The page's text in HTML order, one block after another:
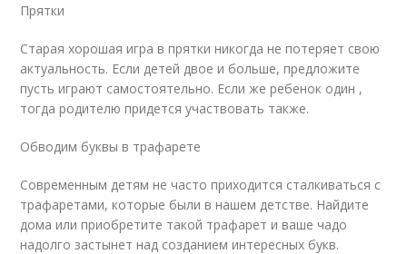
Прятки
Старая хорошая игра в прятки никогда не потеряет свою
актуальность. Если детей двое и больше, предложите
пусть играют самостоятельно. Если же ребенок один ,
тогда родителю придется участвовать также.
Обводим буквы в трафарете
Современным детям не часто приходится сталкиваться с
трафаретами, которые были в нашем детстве. Найдите
дома или приобретите такой трафарет и ваше чадо
надолго застынет над созданием интересных букв.